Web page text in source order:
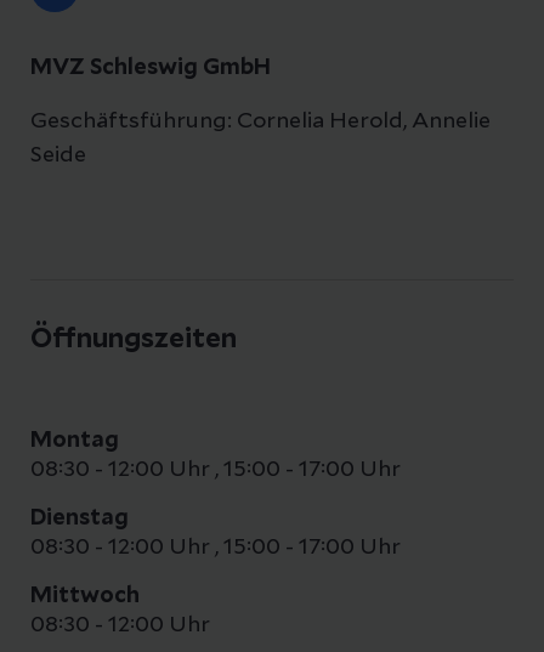
MVZ Schleswig GmbH
Geschäftsführung: Cornelia Herold, Annelie
Seide
Öffnungszeiten
Montag
08:30 - 12:00 Uhr , 15:00 - 17:00 Uhr
Dienstag
08:30 - 12:00 Uhr , 15:00 - 17:00 Uhr
Mittwoch
08:30 - 12:00 Uhr